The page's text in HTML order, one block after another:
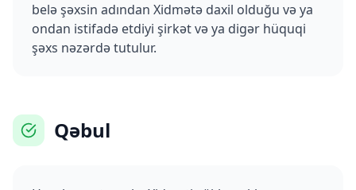
belə şəxsin adından Xidmətə daxil olduğu və ya
ondan istifadə etdiyi şirkət və ya digər hüquqi
şəxs nəzərdə tutulur.
Qəbul